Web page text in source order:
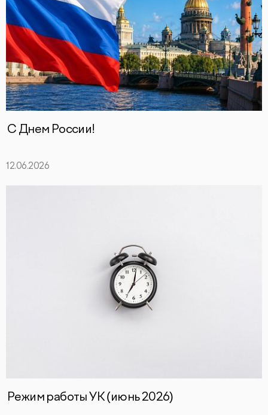
С Днем России!
12.06.2026
Режим работы УК (июнь 2026)